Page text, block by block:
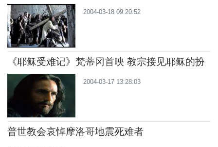
2004-03-18 09:20:52
《耶稣受难记》梵蒂冈首映 教宗接见耶稣的扮
演者
2004-03-17 13:28:03
普世教会哀悼摩洛哥地震死难者